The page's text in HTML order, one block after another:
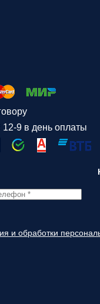
9 в день оплаты
и обработки